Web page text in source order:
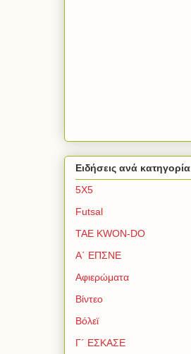
Ειδήσεις ανά κατηγορία
5Χ5
Futsal
TAE KWON-DO
Α΄ ΕΠΣΝΕ
Αφιερώματα
Βίντεο
Βόλεϊ
Γ΄ ΕΣΚΑΣΕ